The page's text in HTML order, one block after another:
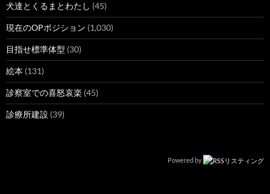
犬達とくるまとわたし (45)
現在のOPポジション (1,030)
目指せ標準体型 (30)
絵本 (131)
診察室での喜怒哀楽 (45)
診療所建設 (39)
Powered by